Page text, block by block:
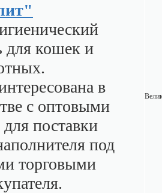
для кошек и
в
с оптовыми
поставки
под
торговыми